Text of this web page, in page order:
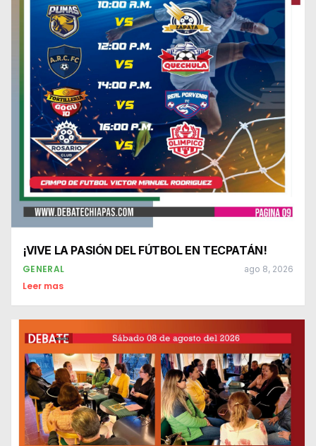
¡VIVE LA PASIÓN DEL FÚTBOL EN TECPATÁN!
GENERAL ago 8, 2026
Leer mas